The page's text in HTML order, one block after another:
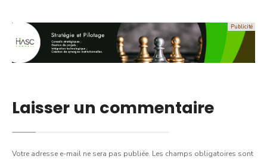
Laisser un commentaire
Votre adresse e-mail ne sera pas publiée. Les champs obligatoires sont